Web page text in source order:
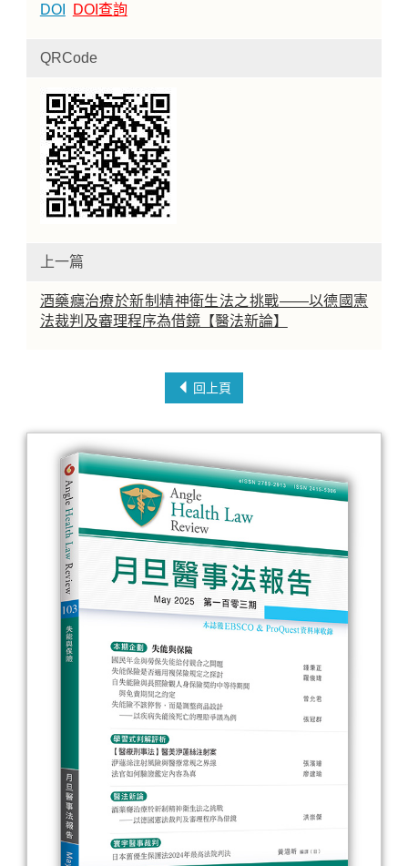
DOI DOI查詢
QRCode
上一篇
酒藥癮治療於新制精神衛生法之挑戰——以德國憲
法裁判及審理程序為借鏡【醫法新論】
回上頁